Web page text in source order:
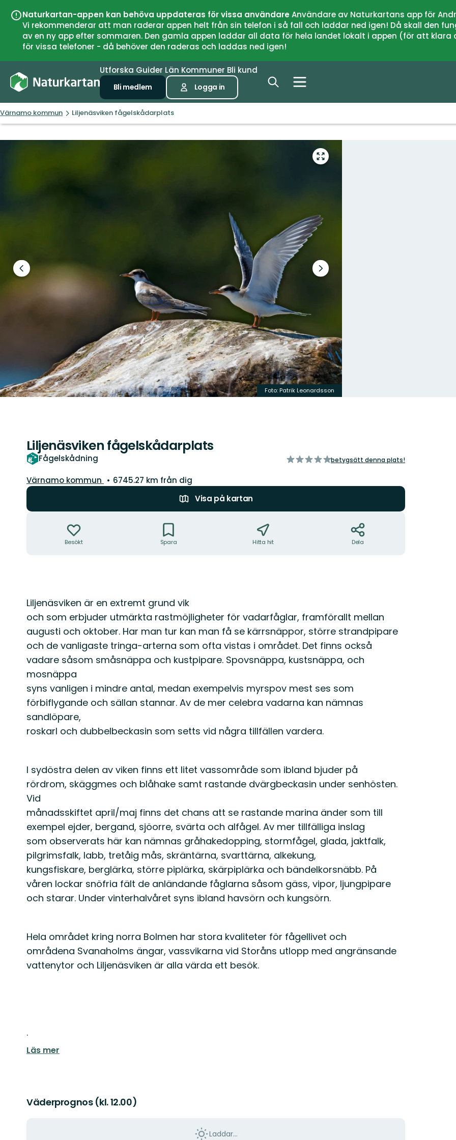
Naturkartan-appen kan behöva uppdateras för vissa användareAnvändare av Naturkartans app för
Vi rekommenderar att man raderar appen helt från sin telefon i så fall och laddar ned igen! Då skall den
av en ny app efter sommaren. Den gamla appen laddar all data för hela landet lokalt i appen (för att
för vissa telefoner - då behöver den raderas och laddas ned igen!
Utforska Guider Län Kommuner Bli kund
Bli medlem Logga in
Värnamo kommun Liljenäsviken fågelskådarplats
Gå
Föregående
bild
Nästa
Foto: Patrik Leonardsson
Liljenäsviken fågelskådarplats
Fågelskådning
av
betygsätt denna plats!
Guide:
Värnamo kommun
6745.27 km från dig
Visa på kartan
Besökt Spara Hitta hit Dela
Beskrivning
Liljenäsviken är en extremt grund vik
och som erbjuder utmärkta rastmöjligheter för vadarfåglar, framförallt mellan
augusti och oktober. Har man tur kan man få se kärrsnäppor, större strandpipare
och de vanligaste tringa-arterna som ofta vistas i området. Det finns också
vadare såsom småsnäppa och kustpipare. Spovsnäppa, kustsnäppa, och
mosnäppa
syns vanligen i mindre antal, medan exempelvis myrspov mest ses som
förbiflygande och sällan stannar. Av de mer celebra vadarna kan nämnas
sandlöpare,
roskarl och dubbelbeckasin som setts vid några tillfällen vardera.
I sydöstra delen av viken finns ett litet vassområde som ibland bjuder på
rördrom, skäggmes och blåhake samt rastande dvärgbeckasin under senhösten.
Vid
månadsskiftet april/maj finns det chans att se rastande marina änder som till
exempel ejder, bergand, sjöorre, svärta och alfågel. Av mer tillfälliga inslag
som observerats här kan nämnas gråhakedopping, stormfågel, glada, jaktfalk,
pilgrimsfalk, labb, tretåig mås, skräntärna, svarttärna, alkekung,
kungsfiskare, berglärka, större piplärka, skärpiplärka och bändelkorsnäbb. På
våren lockar snöfria fält de anländande fåglarna såsom gäss, vipor, ljungpipare
och starar. Under vinterhalvåret syns ibland havsörn och kungsörn.
Hela området kring norra Bolmen har stora kvaliteter för fågellivet och
områdena Svanaholms ängar, vassvikarna vid Storåns utlopp med angränsande
vattenytor och Liljenäsviken är alla värda ett besök.
.
Läs mer
Väderprognos (kl. 12.00)
Laddar...